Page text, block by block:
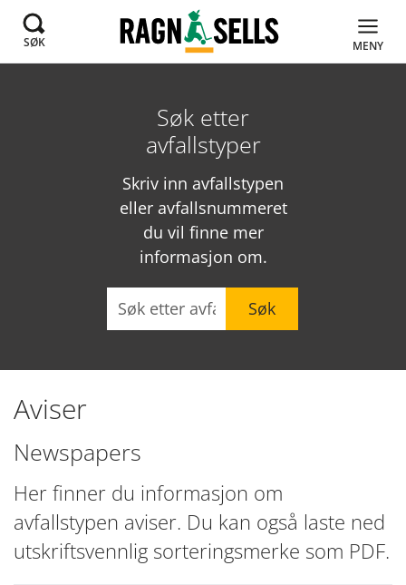
SØK MENY
Søk etter
avfallstyper
Skriv inn avfallstypen
eller avfallsnummeret
du vil finne mer
informasjon om.
Søk
Søk
Aviser
Newspapers
Her finner du informasjon om
avfallstypen aviser. Du kan også laste ned
utskriftsvennlig sorteringsmerke som PDF.